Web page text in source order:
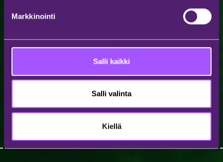
Markkinointi
Salli kaikki
Salli valinta
Kiellä
TILAA UUTISKIRJE
Tilaa uutiskirje ja pysy ajan tasalla tuoreista uutisista,
artistijulkaisuista sekä paljosta muusta!